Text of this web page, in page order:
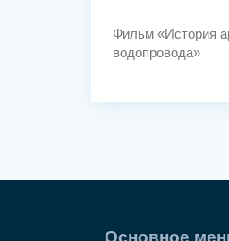
Фильм «История
водопровода»
Основное